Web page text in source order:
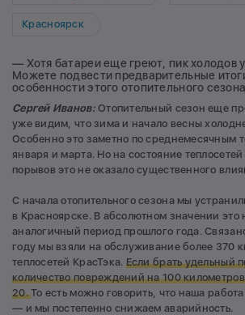
Красноярск
— Хотя батареи еще греют, пик холодов
Можете подвести предварительные
особенности этого отопительного
Сергей Иванов:Отопительный сезон еще
уже видим, что зима и начало весны
Особенно это заметно по среднемесячным
января и марта. Но на состояние
порывов это не оказало существенного
С начала отопительного сезона мы
в Красноярске. В абсолютном значении это
аналогичный период прошлого года.
году мы взяли на обслуживание более 370
теплосетей КрасТэка. Если брать удельный
количество повреждений на 100
20.То есть можно говорить, что наша
— и мы постепенно снижаем аварийность.